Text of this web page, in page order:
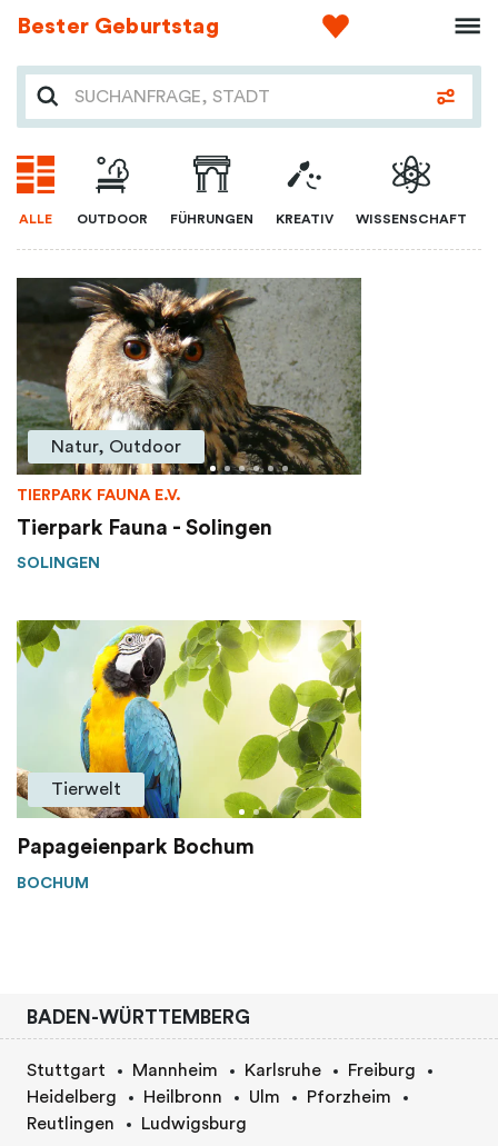
Bester Geburtstag
ALLE OUTDOOR FÜHRUNGEN KREATIV WISSENSCHAFT
Natur, Outdoor
TIERPARK FAUNA E.V.
Tierpark Fauna - Solingen
SOLINGEN
Tierwelt
Papageienpark Bochum
BOCHUM
BADEN-WÜRTTEMBERG
Stuttgart Mannheim Karlsruhe
Freiburg
Heidelberg
Heilbronn Ulm
Pforzheim
Reutlingen
Ludwigsburg